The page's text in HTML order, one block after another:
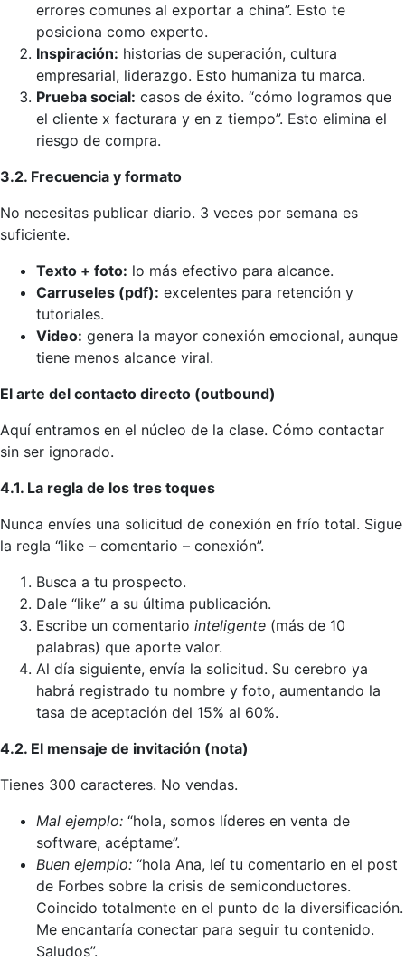
errores comunes al exportar a china”. Esto te
posiciona como experto.
Inspiración: historias de superación, cultura
empresarial, liderazgo. Esto humaniza tu marca.
Prueba social: casos de éxito. “cómo logramos que
el cliente x facturara y en z tiempo”. Esto elimina el
riesgo de compra.
3.2. Frecuencia y formato
No necesitas publicar diario. 3 veces por semana es
suficiente.
Texto + foto: lo más efectivo para alcance.
Carruseles (pdf): excelentes para retención y
tutoriales.
Video: genera la mayor conexión emocional, aunque
tiene menos alcance viral.
El arte del contacto directo (outbound)
Aquí entramos en el núcleo de la clase. Cómo contactar
sin ser ignorado.
4.1. La regla de los tres toques
Nunca envíes una solicitud de conexión en frío total. Sigue
la regla “like – comentario – conexión”.
Busca a tu prospecto.
Dale “like” a su última publicación.
Escribe un comentario inteligente (más de 10
palabras) que aporte valor.
Al día siguiente, envía la solicitud. Su cerebro ya
habrá registrado tu nombre y foto, aumentando la
tasa de aceptación del 15% al 60%.
4.2. El mensaje de invitación (nota)
Tienes 300 caracteres. No vendas.
Mal ejemplo: “hola, somos líderes en venta de
software, acéptame”.
Buen ejemplo: “hola Ana, leí tu comentario en el post
de Forbes sobre la crisis de semiconductores.
Coincido totalmente en el punto de la diversificación.
Me encantaría conectar para seguir tu contenido.
Saludos”.